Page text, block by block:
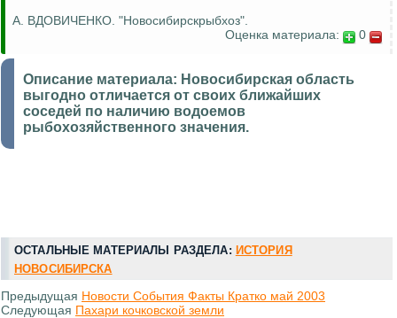
А. ВДОВИЧЕНКО. "Новосибирскрыбхоз".
Оценка материала:
0
Описание материала: Новосибирская область
выгодно отличается от своих ближайших
соседей по наличию водоемов
рыбохозяйственного значения.
ОСТАЛЬНЫЕ МАТЕРИАЛЫ РАЗДЕЛА: ИСТОРИЯ
НОВОСИБИРСКА
Предыдущая Новости События Факты Кратко май 2003
Следующая Пахари кочковской земли